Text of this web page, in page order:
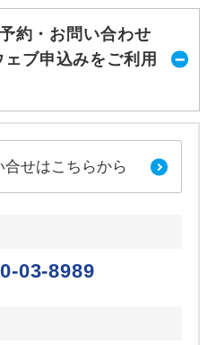
約・お問い合わせ
ェブ申込みをご利用
合せはこちらから
03-8989